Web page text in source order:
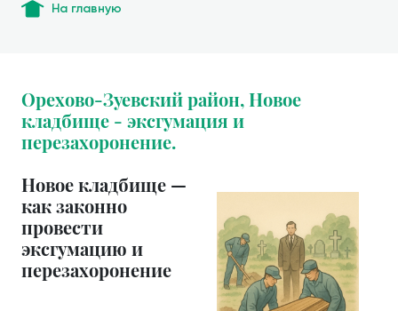
На главную
Орехово-Зуевский район, Новое
кладбище - эксгумация и
перезахоронение.
Новое кладбище —
как законно
провести
эксгумацию и
перезахоронение